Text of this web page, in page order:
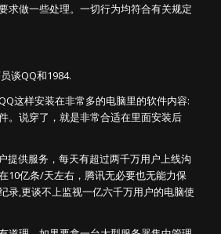
求做一些处理。一切行为均符合有关规定
谈QQ和1984.
这样安装在非常多的电脑里的软件内容:
。说穿了，就是非常合适在里面安装后
供服务，每天有超过两千万用户上线沟
10亿条/天左右，腾讯无必要也无能力保
录,更谈不上监视一亿六千万用户的电脑使